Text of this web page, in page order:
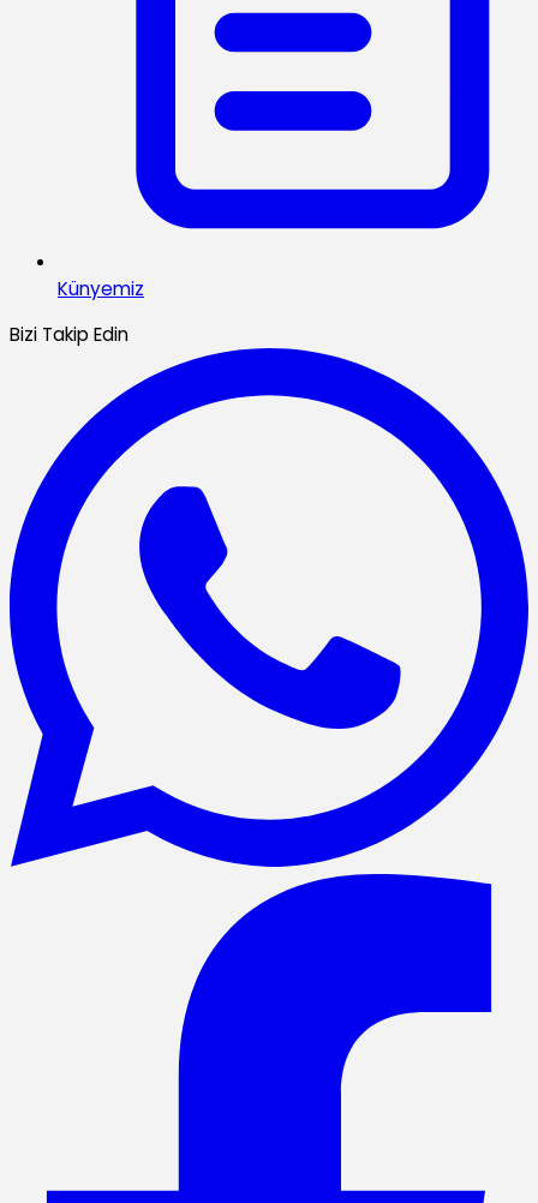
Künyemiz
Bizi Takip Edin